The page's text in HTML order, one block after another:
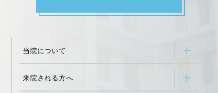
当院について
来院される方へ